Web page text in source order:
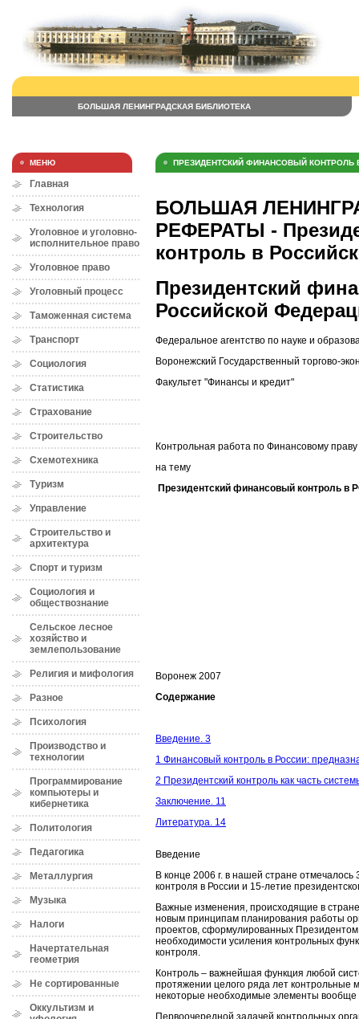
БОЛЬШАЯ ЛЕНИНГРАДСКАЯ БИБЛИОТЕКА
МЕНЮ
Главная
Технология
Уголовное и уголовно-
исполнительное право
Уголовное право
Уголовный процесс
Таможенная система
Транспорт
Социология
Статистика
Страхование
Строительство
Схемотехника
Туризм
Управление
Строительство и
архитектура
Спорт и туризм
Социология и
обществознание
Сельское лесное
хозяйство и
землепользование
Религия и мифология
Разное
Психология
Производство и
технологии
Программирование
компьютеры и
кибернетика
Политология
Педагогика
Металлургия
Музыка
Налоги
Начертательная
геометрия
Не сортированные
Оккультизм и
ПРЕЗИДЕНТСКИЙ ФИНАНСОВЫЙ КОНТРОЛЬ
БОЛЬШАЯ
РЕФЕРАТЫ -
контроль в
Президентский
Российской
Федеральное агентство по науке и
Воронежский Государственный торгово-
Факультет "Финансы и кредит"
Контрольная работа по Финансовому праву
на тему
Президентский финансовый контроль в
Воронеж 2007
Содержание
Введение. 3
1 Финансовый контроль в России:
2 Президентский контроль как часть
Заключение. 11
Литература. 14
Введение
В конце 2006 г. в нашей стране
контроля в России и 15-летие
Важные изменения, происходящие в
новым принципам планирования работы
проектов, сформулированных
необходимости усиления контрольных
контроля.
Контроль – важнейшая функция любой
протяжении целого ряда лет контрольные
некоторые необходимые элементы вообще